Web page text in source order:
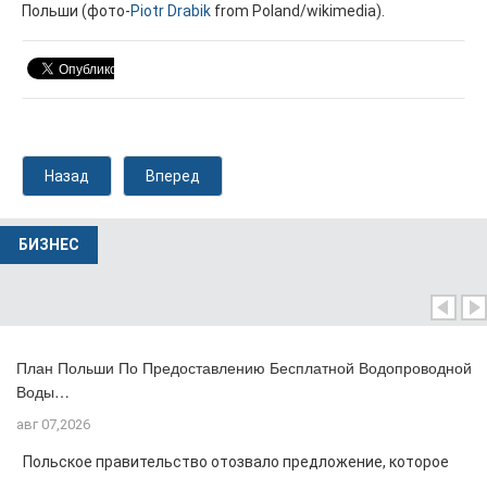
Польши (фото-Piotr Drabik from Poland/wikimedia).
Назад Вперед
БИЗНЕС
План Польши По Предоставлению Бесплатной Водопроводной
Воды…
авг 07,2026
Польское правительство отозвало предложение, которое